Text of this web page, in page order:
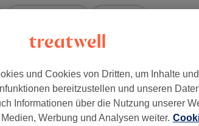
+
und Cookies von Dritten, um Inhalte
bereitzustellen und unseren
Informationen über die Nutzung unserer
Werbung und Analysen weiter.